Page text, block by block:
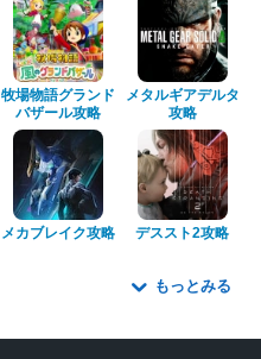
牧場物語グランド
バザール攻略
メタルギアデルタ
攻略
メカブレイク攻略 デススト2攻略
もっとみる